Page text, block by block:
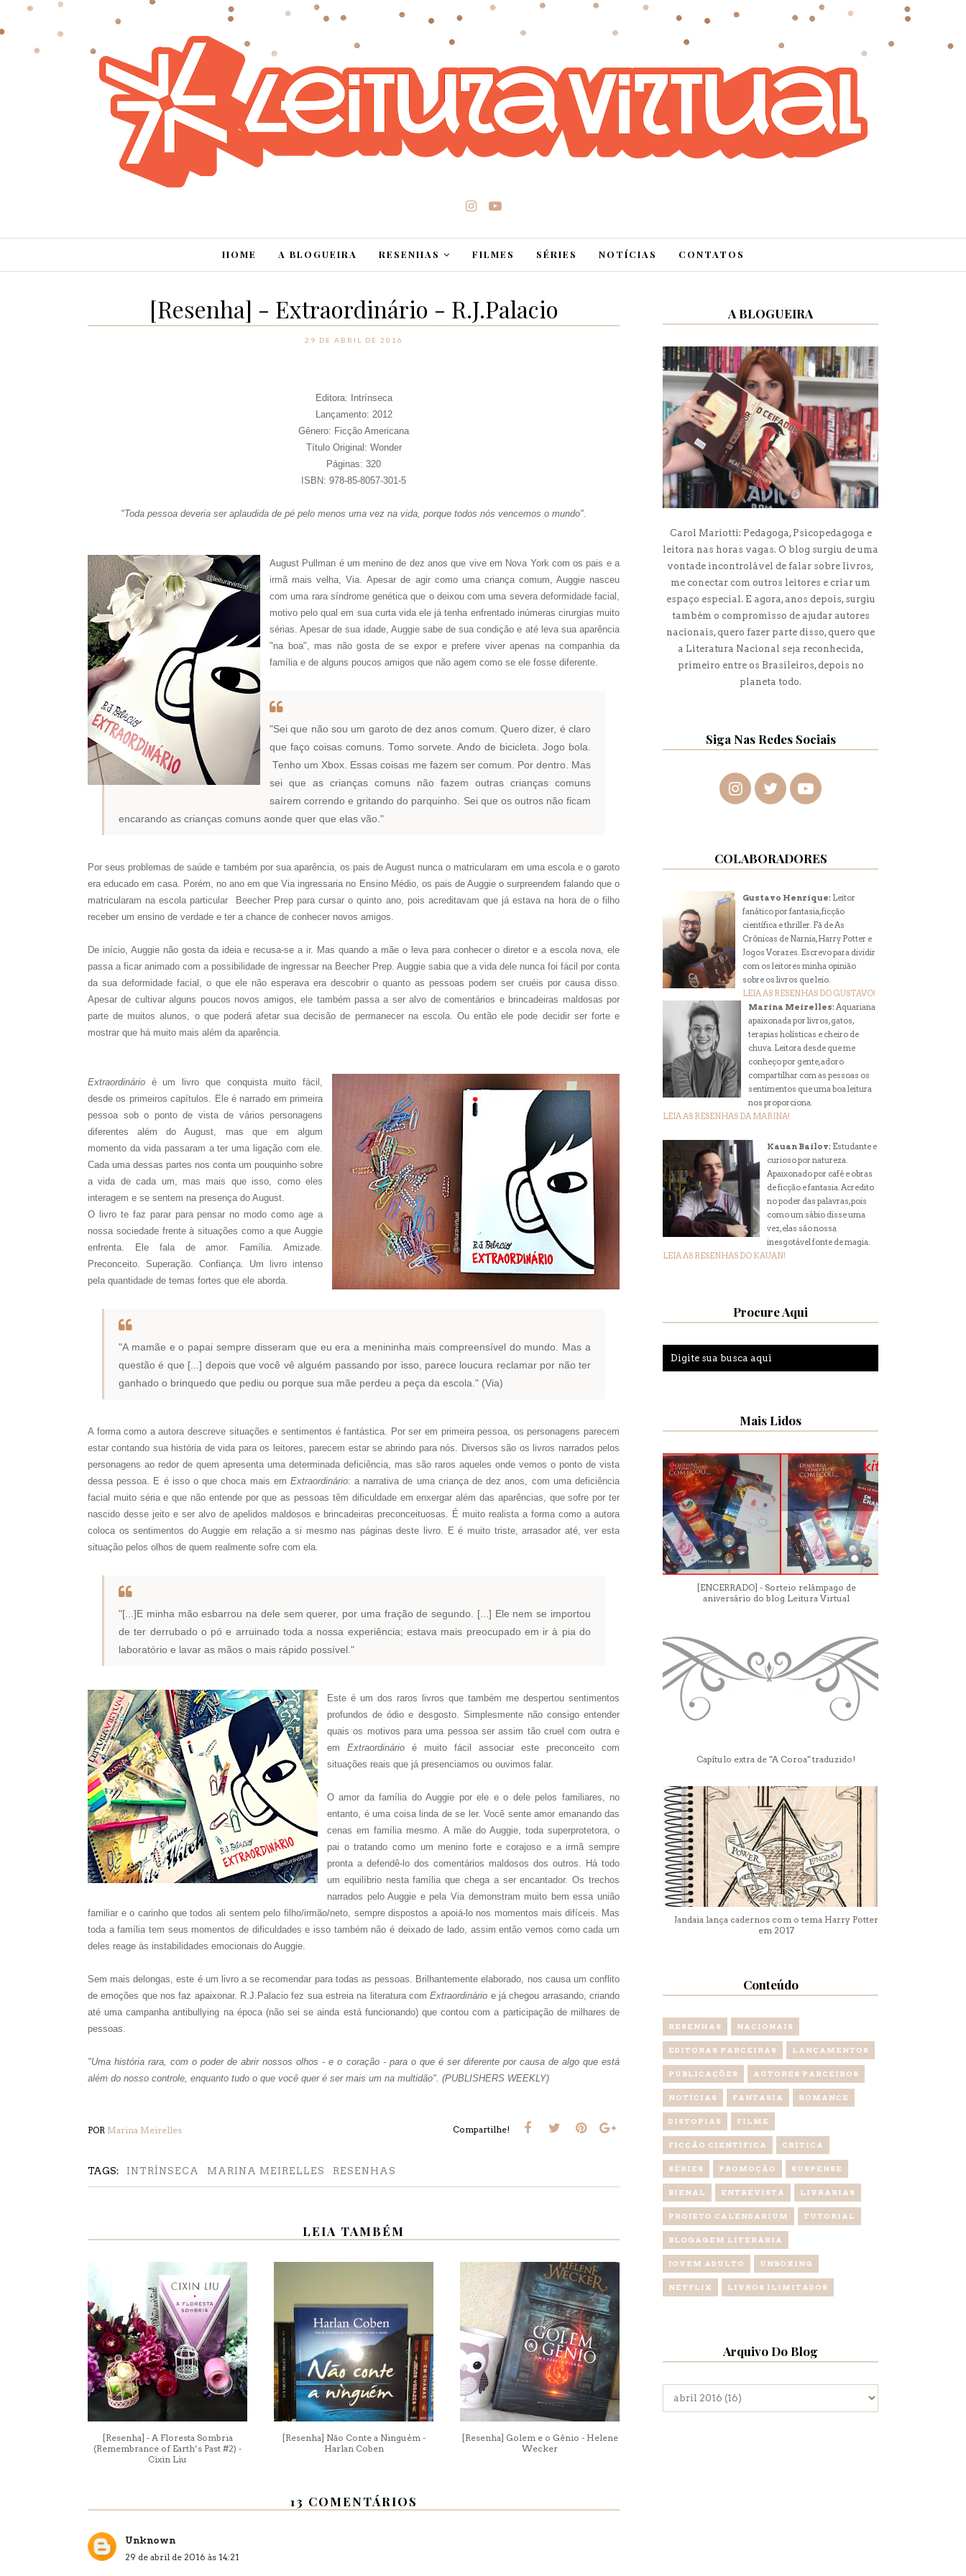
HOME A BLOGUEIRA RESENHAS FILMES SÉRIES NOTÍCIAS CONTATOS
[Resenha] - Extraordinário - R.J.Palacio
29 DE ABRIL DE 2016
Editora: Intrínseca
Lançamento: 2012
Gênero: Ficção Americana
Título Original: Wonder
Páginas: 320
ISBN: 978-85-8057-301-5
"Toda pessoa deveria ser aplaudida de pé pelo menos uma vez na vida, porque todos nós vencemos o mundo".
August Pullman é um menino de dez anos que vive em Nova York com os pais e a
irmã mais velha, Via.Apesar de agir como uma criança comum, Auggie nasceu
com uma rara síndrome genética que o deixou com uma severa deformidade facial,
motivo pelo qual em sua curta vida ele já tenha enfrentado inúmeras cirurgias muito
sérias. Apesar de sua idade, Auggie sabe de sua condição e até leva sua aparência
"na boa", mas não gosta de se expor e prefere viver apenas na companhia da
família e de alguns poucos amigos que não agem como se ele fosse diferente.
"Sei que não sou um garoto de dez anos comum. Quero dizer, é claro
que faço coisas comuns. Tomo sorvete. Ando de bicicleta. Jogo bola.
Tenho um Xbox. Essas coisas me fazem ser comum. Por dentro. Mas
sei que as crianças comuns não fazem outras crianças comuns
saírem correndo e gritando do parquinho. Sei que os outros não ficam
encarando as crianças comuns aonde quer que elas vão."
Por seus problemas de saúde e também por sua aparência, os pais de August nunca o matricularam em uma escola e o garoto
era educado em casa. Porém, no ano em que Via ingressaria no Ensino Médio, os pais de Auggie o surpreendem falando que o
matricularam na escola particular Beecher Prep para cursar o quinto ano, pois acreditavam que já estava na hora de o filho
receber um ensino de verdade e ter a chance de conhecer novos amigos.
De início, Auggie não gosta da ideia e recusa-se a ir. Mas quando a mãe o leva para conhecer o diretor e a escola nova, ele
passa a ficar animado com a possibilidade de ingressar na Beecher Prep. Auggie sabia que a vida dele nunca foi fácil por conta
da sua deformidade facial, o que ele não esperava era descobrir o quanto as pessoas podem ser cruéis por causa disso.
Apesar de cultivar alguns poucos novos amigos, ele também passa a ser alvo de comentários e brincadeiras maldosas por
parte de muitos alunos, o que poderá afetar sua decisão de permanecer na escola. Ou então ele pode decidir ser forte e
mostrar que há muito mais além da aparência.
Extraordinário é um livro que conquista muito fácil,
desde os primeiros capítulos. Ele é narrado em primeira
pessoa sob o ponto de vista de vários personagens
diferentes além do August, mas que em algum
momento da vida passaram a ter uma ligação com ele.
Cada uma dessas partes nos conta um pouquinho sobre
a vida de cada um, mas mais que isso, como eles
interagem e se sentem na presença do August.
O livro te faz parar para pensar no modo como age a
nossa sociedade frente à situações como a que Auggie
enfrenta. Ele fala de amor. Família. Amizade.
Preconceito. Superação. Confiança. Um livro intenso
pela quantidade de temas fortes que ele aborda.
"A mamãe e o papai sempre disseram que eu era a menininha mais compreensível do mundo. Mas a
questão é que [...] depois que você vê alguém passando por isso, parece loucura reclamar por não ter
ganhado o brinquedo que pediu ou porque sua mãe perdeu a peça da escola." (Via)
A forma como a autora descreve situações e sentimentos é fantástica. Por ser em primeira pessoa, os personagens parecem
estar contando sua história de vida para os leitores, parecem estar se abrindo para nós. Diversos são os livros narrados pelos
personagens ao redor de quem apresenta uma determinada deficiência, mas são raros aqueles onde vemos o ponto de vista
dessa pessoa. E é isso o que choca mais em Extraordinário: a narrativa de uma criança de dez anos, com uma deficiência
facial muito séria e que não entende por que as pessoas têm dificuldade em enxergar além das aparências, que sofre por ter
nascido desse jeito e ser alvo de apelidos maldosos e brincadeiras preconceituosas. É muito realista a forma como a autora
coloca os sentimentos do Auggie em relação a si mesmo nas páginas deste livro. E é muito triste, arrasador até, ver esta
situação pelos olhos de quem realmente sofre com ela.
"[...]E minha mão esbarrou na dele sem querer, por uma fração de segundo. [...] Ele nem se importou
de ter derrubado o pó e arruinado toda a nossa experiência; estava mais preocupado em ir à pia do
laboratório e lavar as mãos o mais rápido possível."
Este é um dos raros livros que também me despertou sentimentos
profundos de ódio e desgosto. Simplesmente não consigo entender
quais os motivos para uma pessoa ser assim tão cruel com outra e
em Extraordinário é muito fácil associar este preconceito com
situações reais que já presenciamos ou ouvimos falar.
O amor da família do Auggie por ele e o dele pelos familiares, no
entanto, é uma coisa linda de se ler. Você sente amor emanando das
cenas em família mesmo. A mãe do Auggie, toda superprotetora, o
pai o tratando como um menino forte e corajoso e a irmã sempre
pronta a defendê-lo dos comentários maldosos dos outros. Há todo
um equilíbrio nesta família que chega a ser encantador. Os trechos
narrados pelo Auggie e pela Via demonstram muito bem essa união
familiar e o carinho que todos ali sentem pelo filho/irmão/neto, sempre dispostos a apoiá-lo nos momentos mais difíceis. Mas
toda a família tem seus momentos de dificuldades e isso também não é deixado de lado, assim então vemos como cada um
deles reage às instabilidades emocionais do Auggie.
Sem mais delongas, este é um livro a se recomendar para todas as pessoas. Brilhantemente elaborado, nos causa um conflito
de emoções que nos faz apaixonar. R.J.Palacio fez sua estreia na literatura comExtraordinário e já chegou arrasando, criando
até uma campanha antibullying na época (não sei se ainda está funcionando) que contou com a participação de milhares de
pessoas.
"Uma história rara, com o poder de abrir nossos olhos - e o coração - para o que é ser diferente por causa de algo que está
além do nosso controle, enquanto tudo o que você quer é ser mais um na multidão". (PUBLISHERS WEEKLY)
POR Marina Meirelles Compartilhe!
TAGS: INTRÍNSECA MARINA MEIRELLES RESENHAS
LEIA TAMBÉM
[Resenha] - A Floresta Sombria
(Remembrance of Earth’s Past #2) -
Cixin Liu
[Resenha] Não Conte a Ninguém -
Harlan Coben
[Resenha] Golem e o Gênio - Helene
Wecker
13 COMENTÁRIOS
Unknown
29 de abril de 2016 às 14:21
A BLOGUEIRA
Carol Mariotti: Pedagoga, Psicopedagoga e
leitora nas horas vagas. O blog surgiu de uma
vontade incontrolável de falar sobre livros,
me conectar com outros leitores e criar um
espaço especial. E agora, anos depois, surgiu
também o compromisso de ajudar autores
nacionais, quero fazer parte disso, quero que
a Literatura Nacional seja reconhecida,
primeiro entre os Brasileiros, depois no
planeta todo.
Siga Nas Redes Sociais
COLABORADORES
Gustavo Henrique: Leitor
fanático por fantasia, ficção
científica e thriller. Fã de As
Crônicas de Narnia, Harry Potter e
Jogos Vorazes. Escrevo para dividir
com os leitores minha opinião
sobre os livros que leio.
LEIA AS RESENHAS DO GUSTAVO!
Marina Meirelles:Aquariana
apaixonada por livros, gatos,
terapias holísticas e cheiro de
chuva. Leitora desde que me
conheço por gente, adoro
compartilhar com as pessoas os
sentimentos que uma boa leitura
nos proporciona.
LEIA AS RESENHAS DA MARINA!
Kauan Bailov: Estudante e
curioso por natureza.
Apaixonado por café e obras
de ficção e fantasia. Acredito
no poder das palavras, pois
como um sábio disse uma
vez, elas são nossa
inesgotável fonte de magia.
LEIA AS RESENHAS DO KAUAN!
Procure Aqui
Mais Lidos
[ENCERRADO] - Sorteio relâmpago de
aniversário do blog Leitura Virtual
Capítulo extra de "A Coroa" traduzido!
Jandaia lança cadernos com o tema Harry Potter
em 2017
Conteúdo
RESENHAS NACIONAIS
EDITORAS PARCEIRAS LANÇAMENTOS
PUBLICAÇÕES AUTORES PARCEIROS
NOTÍCIAS FANTASIA ROMANCE
DISTOPIAS FILME
FICÇÃO CIENTÍFICA CRÍTICA
SÉRIES PROMOÇÃO SUSPENSE
BIENAL ENTREVISTA LIVRARIAS
PROJETO CALENDARIUM TUTORIAL
BLOGAGEM LITERÁRIA
JOVEM ADULTO UNBOXING
NETFLIX LIVROS ILIMITADOS
Arquivo Do Blog